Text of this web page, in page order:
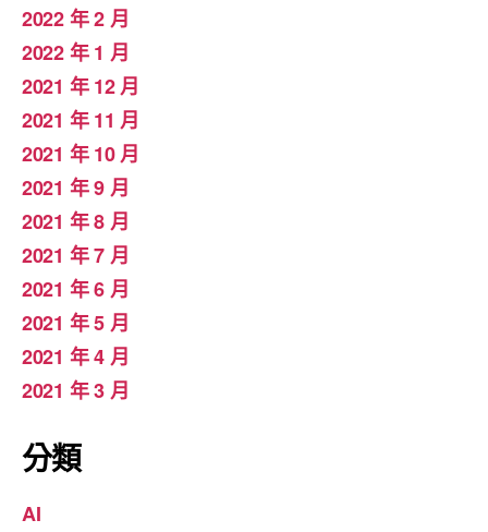
2022 年 2 月
2022 年 1 月
2021 年 12 月
2021 年 11 月
2021 年 10 月
2021 年 9 月
2021 年 8 月
2021 年 7 月
2021 年 6 月
2021 年 5 月
2021 年 4 月
2021 年 3 月
分類
AI